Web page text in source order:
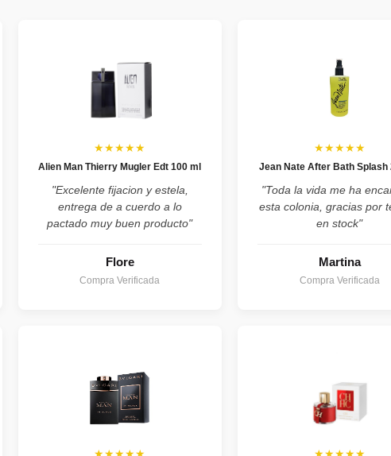
★★★★★
Alien Man Thierry Mugler Edt 100 ml
"Excelente fijacion y estela,
entrega de a cuerdo a lo
pactado muy buen producto"
Flore
Compra Verificada
★★★★★
Jean Nate After Bath Splash
"Toda la vida me ha
esta colonia, gracias por
en stock"
Martina
Compra Verificada